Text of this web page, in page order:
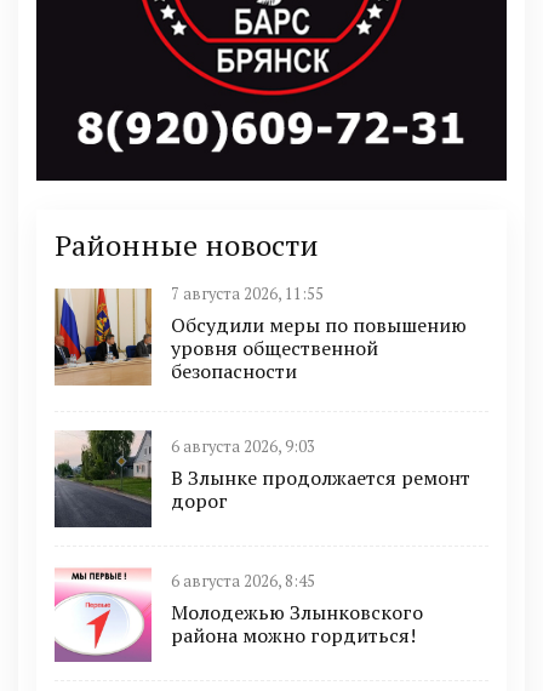
Районные новости
7 августа 2026, 11:55
Обсудили меры по повышению
уровня общественной
безопасности
6 августа 2026, 9:03
В Злынке продолжается ремонт
дорог
6 августа 2026, 8:45
Молодежью Злынковского
района можно гордиться!